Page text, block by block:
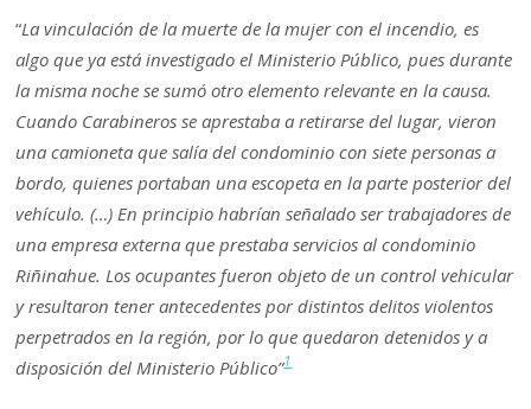
“La vinculación de la muerte de la mujer con el incendio, es
algo que ya está investigado el Ministerio Público, pues durante
la misma noche se sumó otro elemento relevante en la causa.
Cuando Carabineros se aprestaba a retirarse del lugar, vieron
una camioneta que salía del condominio con siete personas a
bordo, quienes portaban una escopeta en la parte posterior del
vehículo. (…) En principio habrían señalado ser trabajadores de
una empresa externa que prestaba servicios al condominio
Riñinahue. Los ocupantes fueron objeto de un control vehicular
y resultaron tener antecedentes por distintos delitos violentos
perpetrados en la región, por lo que quedaron detenidos y a
disposición del Ministerio Público”1